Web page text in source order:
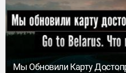
Мы Обновили Карту